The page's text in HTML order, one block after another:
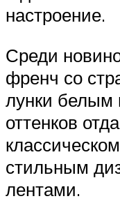
настроение.
Среди
френч со
лунки белым
оттенков
стильным
лентами.